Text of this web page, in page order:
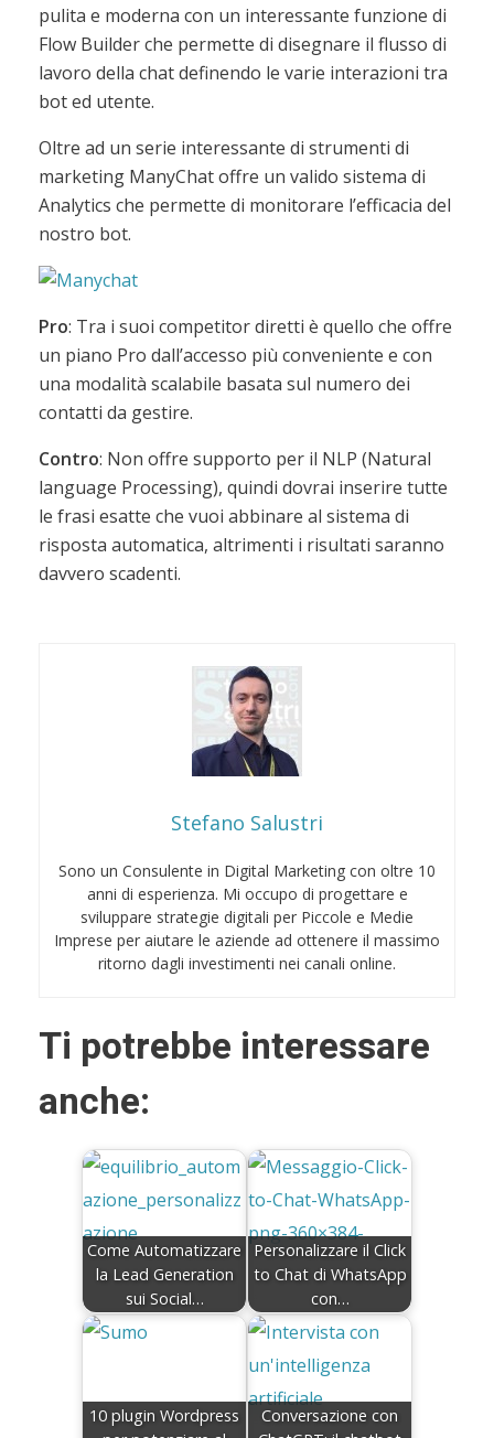
pulita e moderna con un interessante funzione di
Flow Builder che permette di disegnare il flusso di
lavoro della chat definendo le varie interazioni tra
bot ed utente.
Oltre ad un serie interessante di strumenti di
marketing ManyChat offre un valido sistema di
Analytics che permette di monitorare l’efficacia del
nostro bot.
Pro: Tra i suoi competitor diretti è quello che offre
un piano Pro dall’accesso più conveniente e con
una modalità scalabile basata sul numero dei
contatti da gestire.
Contro: Non offre supporto per il NLP (Natural
language Processing), quindi dovrai inserire tutte
le frasi esatte che vuoi abbinare al sistema di
risposta automatica, altrimenti i risultati saranno
davvero scadenti.
Stefano Salustri
Sono un Consulente in Digital Marketing con oltre 10
anni di esperienza. Mi occupo di progettare e
sviluppare strategie digitali per Piccole e Medie
Imprese per aiutare le aziende ad ottenere il massimo
ritorno dagli investimenti nei canali online.
Ti potrebbe interessare
anche:
Come Automatizzare
la Lead Generation
sui Social…
Personalizzare il Click
to Chat di WhatsApp
con…
10 plugin Wordpress
Conversazione con